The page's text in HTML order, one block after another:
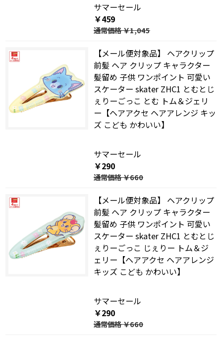
サマーセール
￥459
通常価格￥1,045
【メール便対象品】 ヘアクリップ
前髪 ヘア クリップ キャラクター
髪留め 子供 ワンポイント 可愛い
スケーター skater ZHC1 とむとじ
ぇりーごっこ とむ トム＆ジェリ
ー【ヘアアクセ ヘアアレンジ キッ
ズ こども かわいい】
サマーセール
￥290
通常価格￥660
【メール便対象品】 ヘアクリップ
前髪 ヘア クリップ キャラクター
髪留め 子供 ワンポイント 可愛い
スケーター skater ZHC1 とむとじ
ぇりーごっこ じぇりー トム＆ジ
ェリー【ヘアアクセ ヘアアレンジ
キッズ こども かわいい】
サマーセール
￥290
通常価格￥660